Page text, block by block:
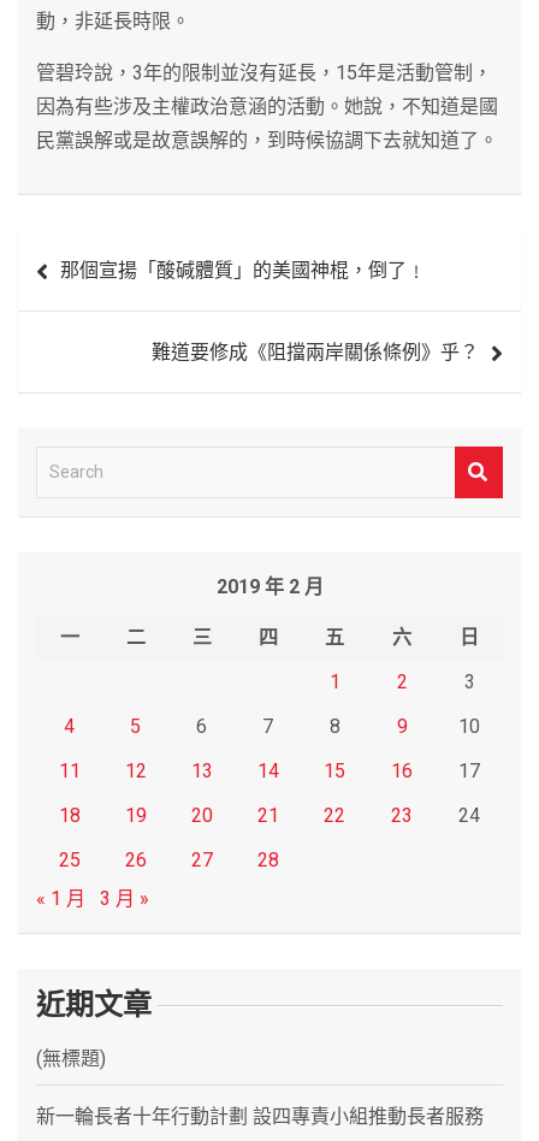
動，非延長時限。
管碧玲說，3年的限制並沒有延長，15年是活動管制，
因為有些涉及主權政治意涵的活動。她說，不知道是國
民黨誤解或是故意誤解的，到時候協調下去就知道了。
章 那個宣揚「酸碱體質」的美國神棍，倒了﹗
難道要修成《阻擋兩岸關係條例》乎？
e
2019 年 2 月
一 二 三 四 五 六
日
1
2
3
4
5 6 7 8 9
10
11
12 13 14 15 16
17
18
19 20 21 22 23
24
25
26 27
28
« 1 月
3 月 »
近期文章
(無標題)
新一輪長者十年行動計劃 設四專責小組推動長者服務